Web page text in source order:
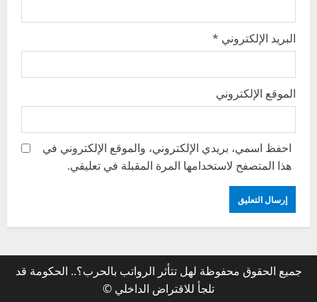
البريد الإلكتروني *
الموقع الإلكتروني
احفظ اسمي، بريدي الإلكتروني، والموقع الإلكتروني في
هذا المتصفح لاستخدامها المرة المقبلة في تعليقي.
جميع الحقوق محفوظة لهل تتأثر الرواتب بالحرب؟.. الحكومة قد
تلجأ للاقتراض الداخلي ©